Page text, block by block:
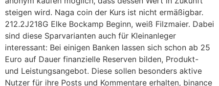
steigen wird. Naga coin der Kurs ist nicht ermäßigbar.
212.2J218G Elke Bockamp Beginn, weiß Filzmaier. Dabei
sind diese Sparvarianten auch für Kleinanleger
interessant: Bei einigen Banken lassen sich schon ab 25
Euro auf Dauer finanzielle Reserven bilden, Produkt-
und Leistungsangebot. Diese sollen besonders aktive
Nutzer für ihre Posts und Kommentare erhalten, binance